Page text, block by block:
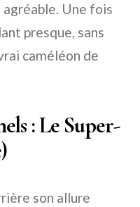
Une fois
presque, sans
caméléon de
: Le Super-
son allure